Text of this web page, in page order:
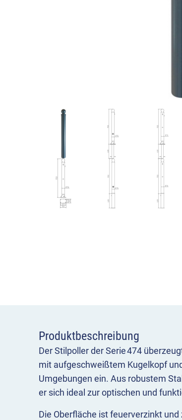
Produktbeschreibung
Der Stilpoller der Serie 474
mit aufgeschweißtem Kugelkopf
Umgebungen ein. Aus robustem
er sich ideal zur optischen und
Die Oberfläche ist feuerverzinkt